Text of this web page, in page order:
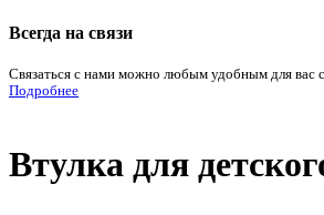
Всегда на связи
Связаться с нами можно любым удобным для вас
Подробнее
Втулка для